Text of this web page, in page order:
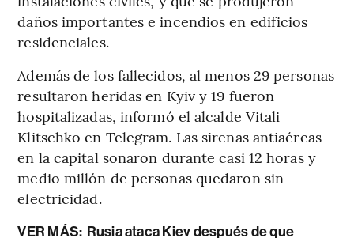
daños importantes e incendios en edificios
residenciales.
Además de los fallecidos, al menos 29 personas
resultaron heridas en Kyiv y 19 fueron
hospitalizadas, informó el alcalde Vitali
Klitschko en Telegram. Las sirenas antiaéreas
en la capital sonaron durante casi 12 horas y
medio millón de personas quedaron sin
electricidad.
VER MÁS: Rusia ataca Kiev después de que